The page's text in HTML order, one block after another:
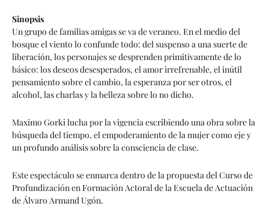
Sinopsis
Un grupo de familias amigas se va de veraneo. En el medio del
bosque el viento lo confunde todo: del suspenso a una suerte de
liberación, los personajes se desprenden primitivamente de lo
básico: los deseos desesperados, el amor irrefrenable, el inútil
pensamiento sobre el cambio, la esperanza por ser otros, el
alcohol, las charlas y la belleza sobre lo no dicho.
Maximo Gorki lucha por la vigencia escribiendo una obra sobre la
búsqueda del tiempo, el empoderamiento de la mujer como eje y
un profundo análisis sobre la consciencia de clase.
Este espectáculo se enmarca dentro de la propuesta del Curso de
Profundización en Formación Actoral de la Escuela de Actuación
de Álvaro Armand Ugón.